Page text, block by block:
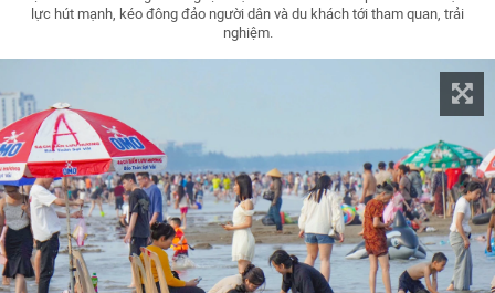
lực hút mạnh, kéo đông đảo người dân và du khách tới tham quan, trải
nghiệm.